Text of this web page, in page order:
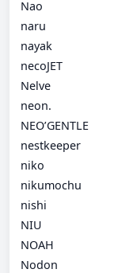
Nao
naru
nayak
necoJET
Nelve
neon.
NEO’GENTLE
nestkeeper
niko
nikumochu
nishi
NIU
NOAH
Nodon